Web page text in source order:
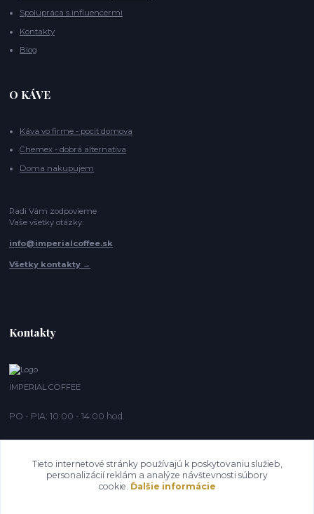
Spolupráca s influencermi
Kontakty
Blog
O KÁVE
Káva vo firme - pocit domova
Chemex - dobrá alternatíva
Doma nakupujem
Radi Vám zodpovieme
Vaše všetky otázky:
info@imperialcoffee.sk
Všetky kontakty →
Kontakty
IMPERIAL COFFEE
PO - PIA: 10:00 - 14:00 hod.
Tieto internetové stránky používajú k poskytovaniu služieb,
personalizácií reklám a analýze návštevnosti súbory
cookie. Ďalšie informácie